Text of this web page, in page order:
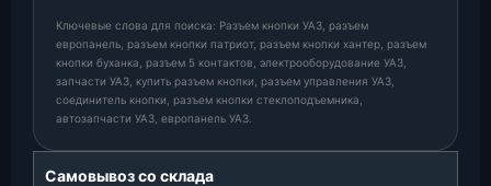
Ключевые слова для поиска: Разъем кнопки УАЗ, разъем
европанель, разъем кнопки патриот, разъем кнопки хантер, разъем
кнопки буханка, разъем 5 контактов, электрооборудование УАЗ,
запчасти УАЗ, купить разъем кнопки, разъем управления УАЗ,
соединитель кнопки, разъем кнопки стеклоподъемника,
автозапчасти УАЗ, европанель УАЗ.
Самовывоз со склада